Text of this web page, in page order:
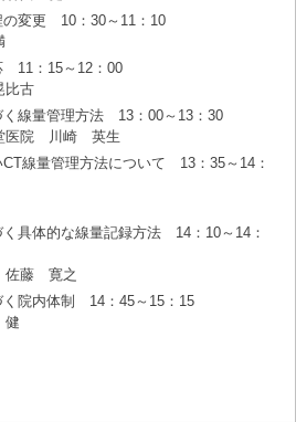
の変更 10：30～11：10
11：15～12：00
古
く線量管理方法 13：00～13：30
医院 川崎 英生
線量管理方法について 13：35～14：
具体的な線量記録方法 14：10～14：
佐藤 寛之
く院内体制 14：45～15：15
健